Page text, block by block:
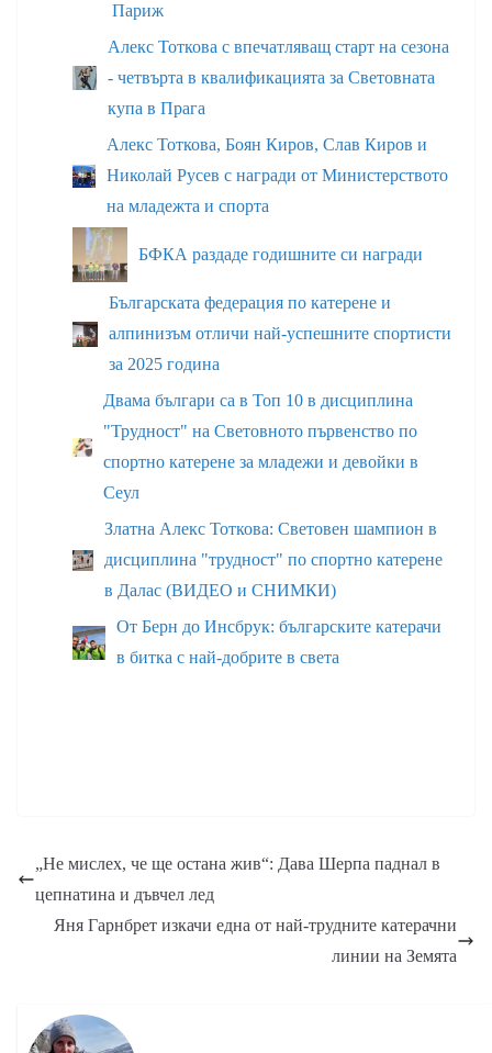
Париж
Алекс Тоткова с впечатляващ старт на сезона
- четвърта в квалификацията за Световната
купа в Прага
Алекс Тоткова, Боян Киров, Слав Киров и
Николай Русев с награди от Министерството
на младежта и спорта
БФКА раздаде годишните си награди
Българската федерация по катерене и
алпинизъм отличи най-успешните спортисти
за 2025 година
Двама българи са в Топ 10 в дисциплина
"Трудност" на Световното първенство по
спортно катерене за младежи и девойки в
Сеул
Златна Алекс Тоткова: Световен шампион в
дисциплина "трудност" по спортно катерене
в Далас (ВИДЕО и СНИМКИ)
От Берн до Инсбрук: българските катерачи
в битка с най-добрите в света
„Не мислех, че ще остана жив“: Дава Шерпа паднал в
цепнатина и дъвчел лед
Яня Гарнбрет изкачи една от най-трудните катерачни
линии на Земята